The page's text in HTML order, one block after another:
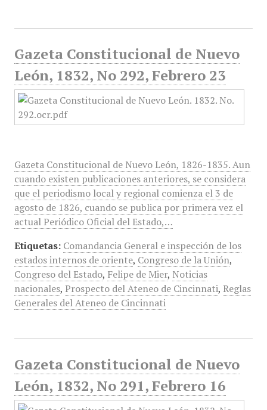
Gazeta Constitucional de Nuevo
León, 1832, No 292, Febrero 23
Gazeta Constitucional de Nuevo León, 1826-1835. Aun
cuando existen publicaciones anteriores, se considera
que el periodismo local y regional comienza el 3 de
agosto de 1826, cuando se publica por primera vez el
actual Periódico Oficial del Estado,…
Etiquetas: Comandancia General e inspección de los
estados internos de oriente, Congreso de la Unión,
Congreso del Estado, Felipe de Mier, Noticias
nacionales, Prospecto del Ateneo de Cincinnati, Reglas
Generales del Ateneo de Cincinnati
Gazeta Constitucional de Nuevo
León, 1832, No 291, Febrero 16